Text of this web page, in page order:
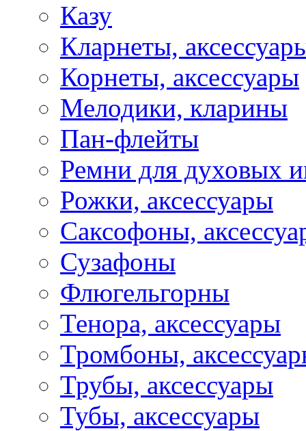
Казу
Кларнеты,
Корнеты, аксессуары
Мелодики, кларины
Пан-флейты
Ремни для духовых
Рожки, аксессуары
Саксофоны,
Сузафоны
Флюгельгорны
Тенора, аксессуары
Тромбоны,
Трубы, аксессуары
Тубы, аксессуары